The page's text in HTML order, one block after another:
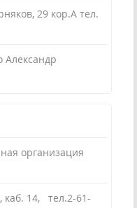
29 кор.А тел.
Александр
организация
каб. 14, тел.2-61-